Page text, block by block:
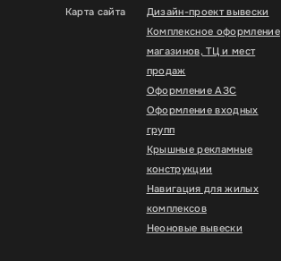
Карта сайта
Дизайн-проект вывески
Комплексное оформление
магазинов, ТЦ и мест
продаж
Оформление АЗС
Оформление входных
групп
Крышные рекламные
конструкции
Навигация для жилых
комплексов
Неоновые вывески